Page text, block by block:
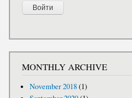
MONTHLY ARCHIVE
November 2018(1)